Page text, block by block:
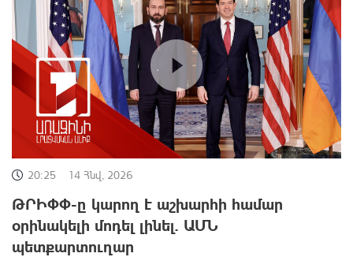
20:25 14 Հնվ, 2026
ԹՐԻՓՓ-ը կարող է աշխարհի համար
օրինակելի մոդել լինել. ԱՄՆ
պետքարտուղար